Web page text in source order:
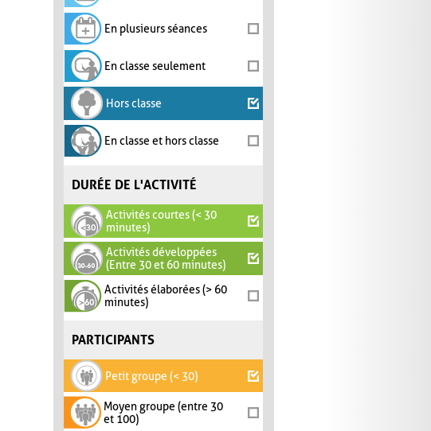
En plusieurs séances
En classe seulement
Hors classe
En classe et hors classe
DURÉE DE L'ACTIVITÉ
Activités courtes (< 30
minutes)
Activités développées
(Entre 30 et 60 minutes)
Activités élaborées (> 60
minutes)
PARTICIPANTS
Petit groupe (< 30)
Moyen groupe (entre 30
et 100)